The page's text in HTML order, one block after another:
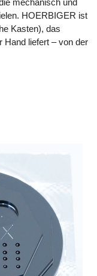
HOERBIGER ist
Kasten), das
Hand liefert – von der